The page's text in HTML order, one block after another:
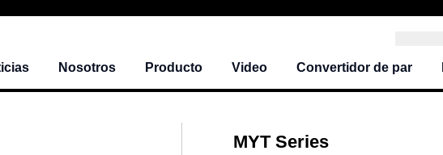
Nosotros Producto Video Convertidor de par
MYT Series